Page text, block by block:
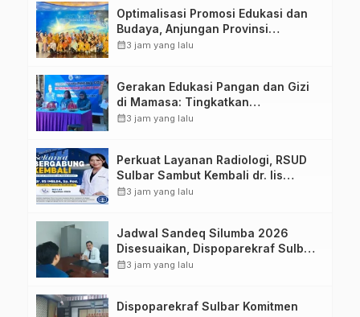
Optimalisasi Promosi Edukasi dan
Budaya, Anjungan Provinsi
Sulawesi Barat Perkuat Kolaborasi
calendar_month3 jam yang lalu
Gerakan Edukasi Pangan dan Gizi
di Mamasa: Tingkatkan
Pengetahuan dan Keterampilan
calendar_month3 jam yang lalu
Perkuat Layanan Radiologi, RSUD
Sulbar Sambut Kembali dr. Iis
Imelda, Sp.Rad
calendar_month3 jam yang lalu
Jadwal Sandeq Silumba 2026
Disesuaikan, Dispoparekraf Sulbar
Pastikan Persiapan Tetap
calendar_month3 jam yang lalu
Dispoparekraf Sulbar Komitmen